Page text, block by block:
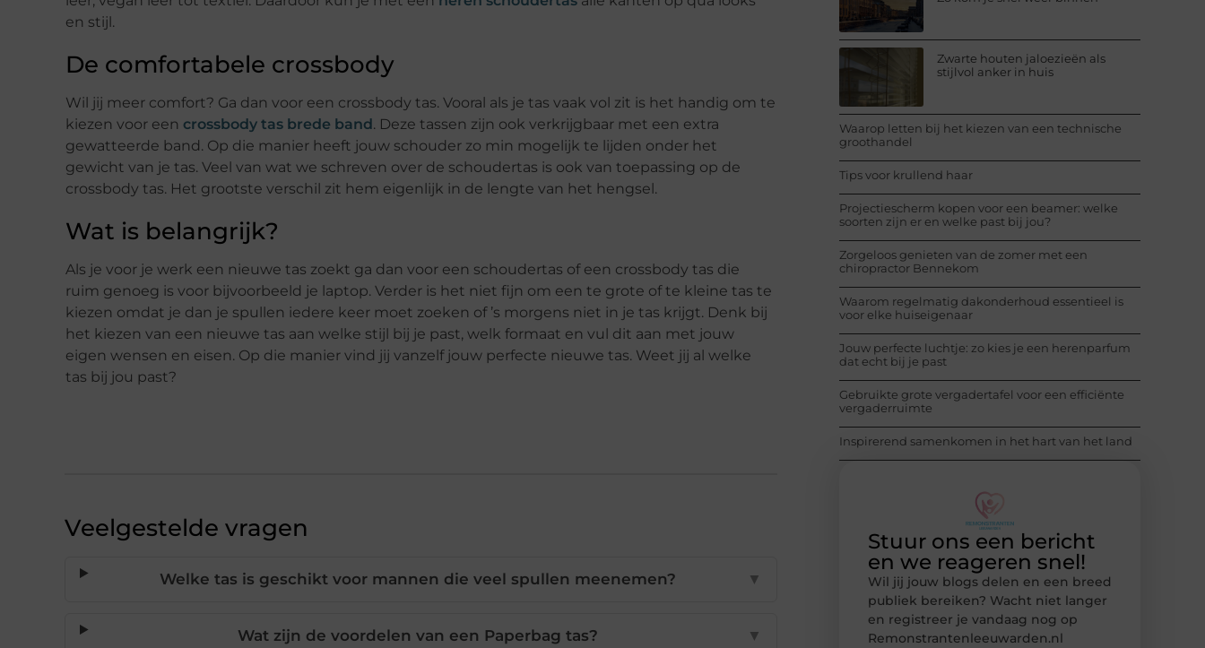
en stijl.
De comfortabele crossbody
Wil jij meer comfort? Ga dan voor een crossbody tas. Vooral als je tas vaak vol zit is het handig om te
kiezen voor een crossbody tas brede band. Deze tassen zijn ook verkrijgbaar met een extra
gewatteerde band. Op die manier heeft jouw schouder zo min mogelijk te lijden onder het
gewicht van je tas. Veel van wat we schreven over de schoudertas is ook van toepassing op de
crossbody tas. Het grootste verschil zit hem eigenlijk in de lengte van het hengsel.
Wat is belangrijk?
Als je voor je werk een nieuwe tas zoekt ga dan voor een schoudertas of een crossbody tas die
ruim genoeg is voor bijvoorbeeld je laptop. Verder is het niet fijn om een te grote of te kleine tas te
kiezen omdat je dan je spullen iedere keer moet zoeken of ’s morgens niet in je tas krijgt. Denk bij
het kiezen van een nieuwe tas aan welke stijl bij je past, welk formaat en vul dit aan met jouw
eigen wensen en eisen. Op die manier vind jij vanzelf jouw perfecte nieuwe tas. Weet jij al welke
tas bij jou past?
Veelgestelde vragen
Welke tas is geschikt voor mannen die veel spullen meenemen? ▼
Wat zijn de voordelen van een Paperbag tas? ▼
Zwarte houten jaloezieën als
stijlvol anker in huis
Waarop letten bij het kiezen van een technische
groothandel
Tips voor krullend haar
Projectiescherm kopen voor een beamer: welke
soorten zijn er en welke past bij jou?
Zorgeloos genieten van de zomer met een
chiropractor Bennekom
Waarom regelmatig dakonderhoud essentieel is
voor elke huiseigenaar
Jouw perfecte luchtje: zo kies je een herenparfum
dat echt bij je past
Gebruikte grote vergadertafel voor een efficiënte
vergaderruimte
Inspirerend samenkomen in het hart van het land
Stuur ons een bericht
en we reageren snel!
Wil jij jouw blogs delen en een breed
publiek bereiken? Wacht niet langer
en registreer je vandaag nog op
Remonstrantenleeuwarden.nl